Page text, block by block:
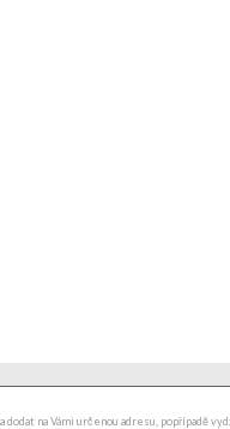
na Vámi určenou adresu, popřípadě